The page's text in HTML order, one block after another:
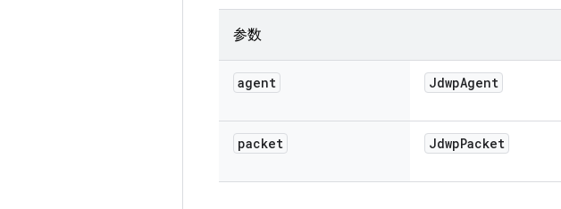
参数
agent JdwpAgent
packet JdwpPacket